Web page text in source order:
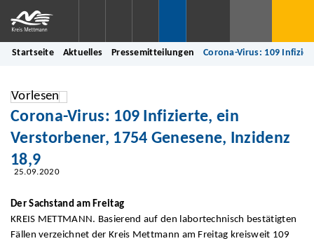
Startseite Aktuelles Pressemitteilungen Corona-Virus: 109
Vorlesen
Corona-Virus: 109 Infizierte, ein
Verstorbener, 1754 Genesene, Inzidenz
18,9
25.09.2020
Der Sachstand am Freitag
KREIS METTMANN. Basierend auf den labortechnisch bestätigten
Fällen verzeichnet der Kreis Mettmann am Freitag kreisweit 109